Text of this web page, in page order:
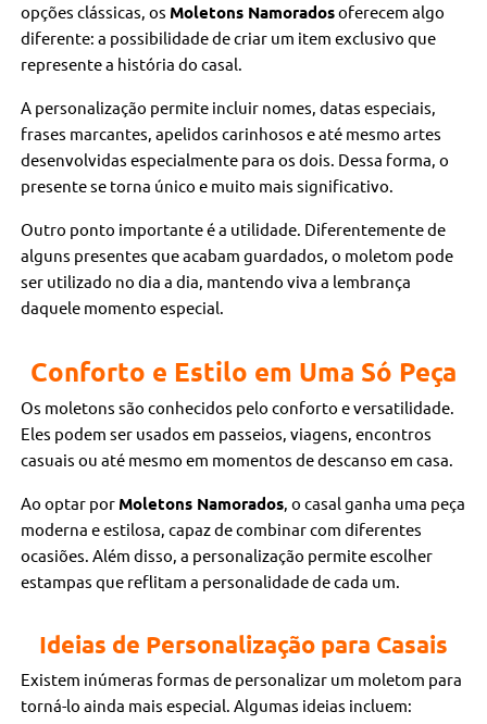
opções clássicas, os Moletons Namoradosoferecem algo
diferente: a possibilidade de criar um item exclusivo que
represente a história do casal.
A personalização permite incluir nomes, datas especiais,
frases marcantes, apelidos carinhosos e até mesmo artes
desenvolvidas especialmente para os dois. Dessa forma, o
presente se torna único e muito mais significativo.
Outro ponto importante é a utilidade. Diferentemente de
alguns presentes que acabam guardados, o moletom pode
ser utilizado no dia a dia, mantendo viva a lembrança
daquele momento especial.
Conforto e Estilo em Uma Só Peça
Os moletons são conhecidos pelo conforto e versatilidade.
Eles podem ser usados em passeios, viagens, encontros
casuais ou até mesmo em momentos de descanso em casa.
Ao optar por Moletons Namorados, o casal ganha uma peça
moderna e estilosa, capaz de combinar com diferentes
ocasiões. Além disso, a personalização permite escolher
estampas que reflitam a personalidade de cada um.
Ideias de Personalização para Casais
Existem inúmeras formas de personalizar um moletom para
torná-lo ainda mais especial. Algumas ideias incluem: